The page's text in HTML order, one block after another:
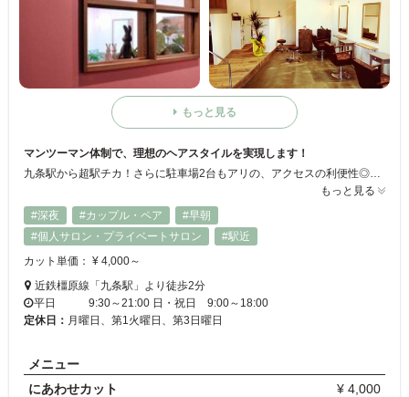
もっと見る
マンツーマン体制で、理想のヘアスタイルを実現します！
九条駅から超駅チカ！さらに駐車場2台もアリの、アクセスの利便性◎なヘアサロンです♪キッズスペース・喫煙スペースも完備しているので、日々の喧騒を忘れゆったりくつろげます☆アットホームな明るい店内で、お客様の「なりたい」を叶えます！
もっと見る
#深夜
#カップル・ペア
#早朝
#個人サロン・プライベートサロン
#駅近
カット単価： ¥ 4,000～
近鉄橿原線「九条駅」より徒歩2分
平日 9:30～21:00 日・祝日 9:00～18:00
定休日： 月曜日、第1火曜日、第3日曜日
メニュー
にあわせカット
¥ 4,000